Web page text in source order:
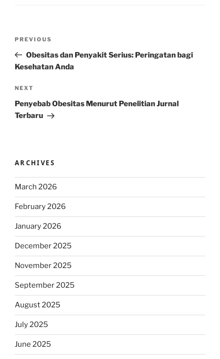
Previous
Post
PREVIOUS
Obesitas dan Penyakit Serius: Peringatan bagi
Kesehatan Anda
Next
Post
NEXT
Penyebab Obesitas Menurut Penelitian Jurnal
Terbaru
ARCHIVES
March 2026
February 2026
January 2026
December 2025
November 2025
September 2025
August 2025
July 2025
June 2025